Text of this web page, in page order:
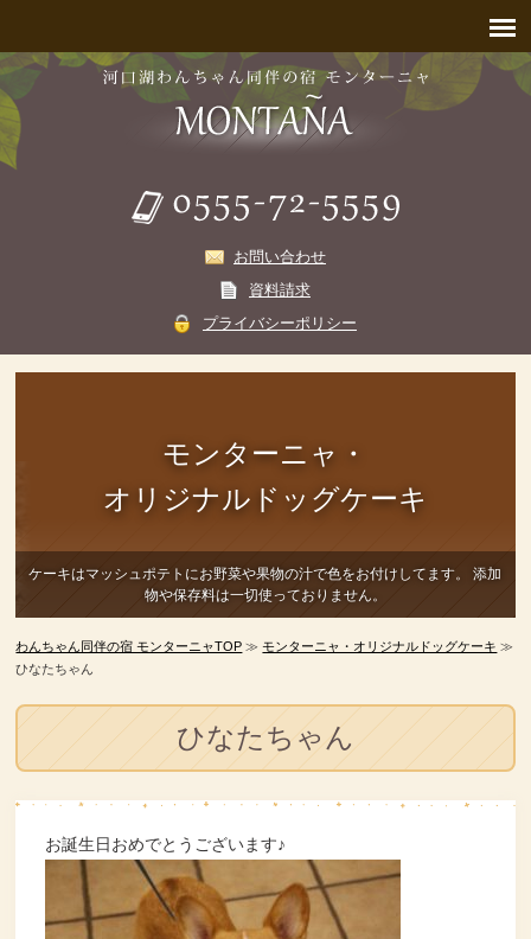
お問い合わせ
資料請求
プライバシーポリシー
モンターニャ・
オリジナルドッグケーキ
ケーキはマッシュポテトにお野菜や果物の汁で色をお付けしてます。
添加
物や保存料は一切使っておりません。
わんちゃん同伴の宿 モンターニャTOP ≫モンターニャ・オリジナルドッグケーキ ≫
ひなたちゃん
ひなたちゃん
お誕生日おめでとうございます♪